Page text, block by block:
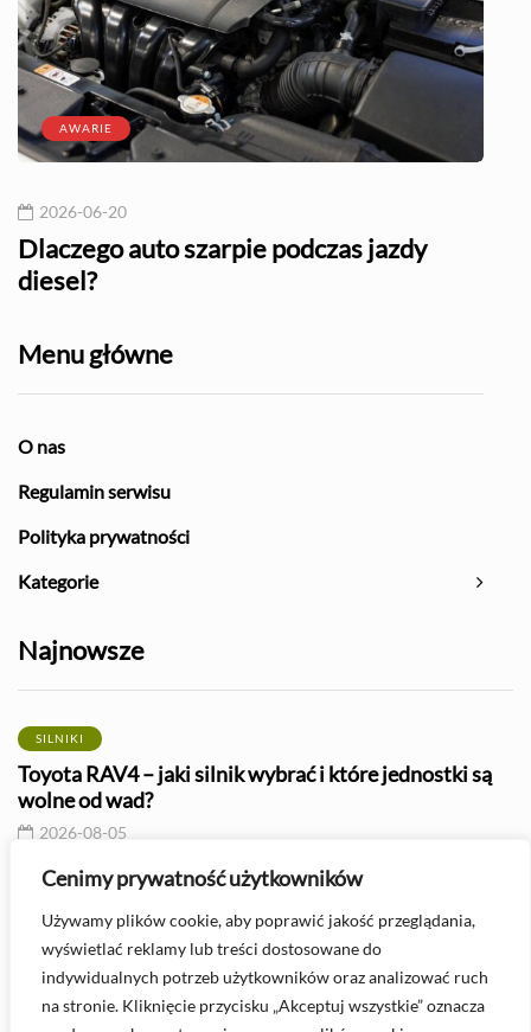
Cenimy prywatność użytkowników
Używamy plików cookie, aby poprawić jakość przeglądania,
wyświetlać reklamy lub treści dostosowane do
indywidualnych potrzeb użytkowników oraz analizować ruch
na stronie. Kliknięcie przycisku „Akceptuj wszystkie” oznacza
AWARIE
2026-06-20
Dlaczego auto szarpie podczas jazdy
diesel?
Menu główne
O nas
Regulamin serwisu
Polityka prywatności
Kategorie
Najnowsze
SILNIKI
Toyota RAV4 – jaki silnik wybrać i które jednostki są
wolne od wad?
2026-08-05
Zapchany filtr powietrza - objawy i wpływ na silnik
2026-08-05